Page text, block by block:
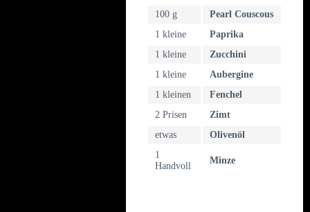
100 g
Pearl Couscous
1 kleine
Paprika
1 kleine
Zucchini
1 kleine
Aubergine
1 kleinen
Fenchel
2 Prisen
Zimt
etwas
Olivenöl
1
Handvoll
Minze